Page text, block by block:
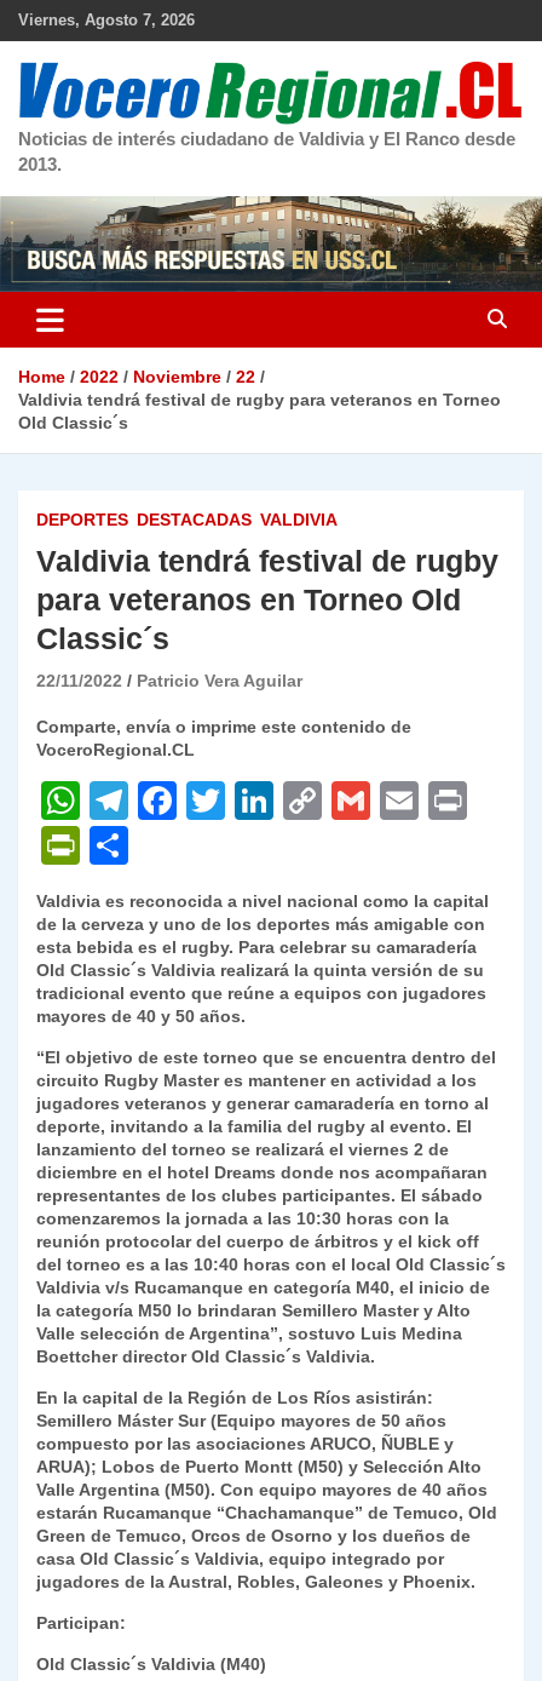
Skip
Viernes, Agosto 7, 2026
Noticias de interés ciudadano de Valdivia y El Ranco desde
2013.
Home 2022 Noviembre
22
Valdivia tendrá festival de rugby para veteranos en Torneo
Old Classic´s
DEPORTES DESTACADAS VALDIVIA
Valdivia tendrá festival de rugby
para veteranos en Torneo Old
Classic´s
22/11/2022 Patricio Vera Aguilar
Comparte, envía o imprime este contenido de
VoceroRegional.CL
W
h
at
s
A
p
p
T
gr
a
m
F
e
b
o
o
k
T
er
Li
e
dI
n
C
y
Li
n
G
l
E
l
P
ri
nt
Fr
ie
n
dl
y
m
p
ar
tir
Valdivia es reconocida a nivel nacional como la capital
de la cerveza y uno de los deportes más amigable con
esta bebida es el rugby. Para celebrar su camaradería
Old Classic´s Valdivia realizará la quinta versión de su
tradicional evento que reúne a equipos con jugadores
mayores de 40 y 50 años.
“El objetivo de este torneo que se encuentra dentro del
circuito Rugby Master es mantener en actividad a los
jugadores veteranos y generar camaradería en torno al
deporte, invitando a la familia del rugby al evento. El
lanzamiento del torneo se realizará el viernes 2 de
diciembre en el hotel Dreams donde nos acompañaran
representantes de los clubes participantes. El sábado
comenzaremos la jornada a las 10:30 horas con la
reunión protocolar del cuerpo de árbitros y el kick off
del torneo es a las 10:40 horas con el local Old Classic´s
Valdivia v/s Rucamanque en categoría M40, el inicio de
la categoría M50 lo brindaran Semillero Master y Alto
Valle selección de Argentina”, sostuvo Luis Medina
Boettcher director Old Classic´s Valdivia.
En la capital de la Región de Los Ríos asistirán:
Semillero Máster Sur (Equipo mayores de 50 años
compuesto por las asociaciones ARUCO, ÑUBLE y
ARUA); Lobos de Puerto Montt (M50) y Selección Alto
Valle Argentina (M50). Con equipo mayores de 40 años
estarán Rucamanque “Chachamanque” de Temuco, Old
Green de Temuco, Orcos de Osorno y los dueños de
casa Old Classic´s Valdivia, equipo integrado por
jugadores de la Austral, Robles, Galeones y Phoenix.
Participan:
Old Classic´s Valdivia (M40)